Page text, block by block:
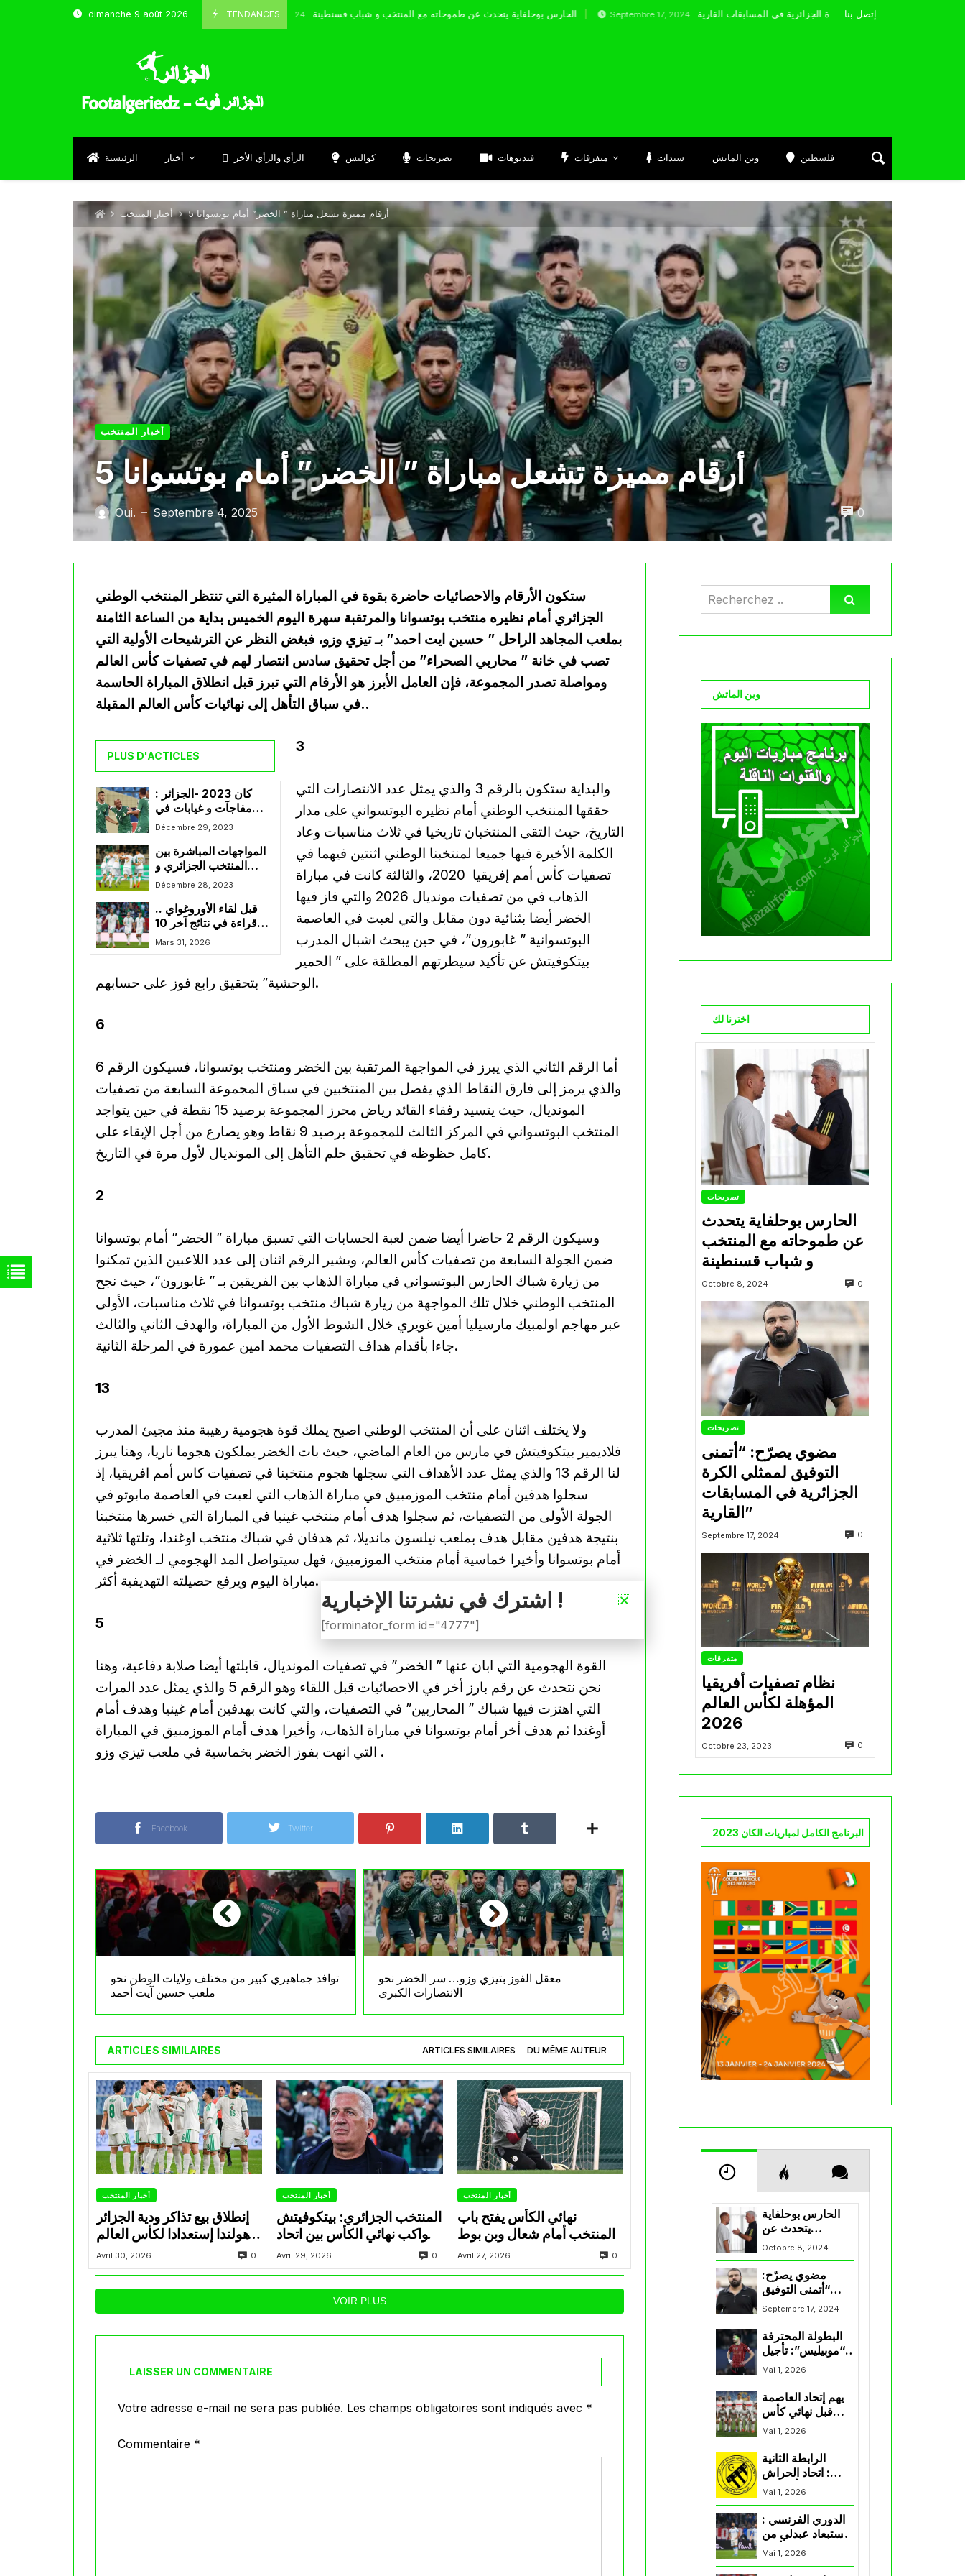
dimanche 9 août 2026 TENDANCES
Octobre 8, 2024 الحارس بوحلفاية يتحدث عن طموحاته مع المنتخب و شباب قسنطينة Septembre 17, 2024 إتصل بنا
الرئيسية أخبار الرأي والرأي الأخر كواليس تصريحات فيديوهات متفرقات سيدات وين الماتش فلسطين
أخبار المنتخب 5 أرقام مميزة تشعل مباراة ” الخضر” أمام بوتسوانا
أخبار المنتخب
5 أرقام مميزة تشعل مباراة ” الخضر” أمام بوتسوانا
Oui. — Septembre 4, 2025 0
ستكون الأرقام والاحصائيات حاضرة بقوة في المباراة المثيرة التي تنتظر المنتخب الوطني
الجزائري أمام نظيره منتخب بوتسوانا والمرتقبة سهرة اليوم الخميس بداية من الساعة الثامنة
بملعب المجاهد الراحل ” حسين ايت احمد” بـ تيزي وزو، فبغض النظر عن الترشيحات الأولية التي
تصب في خانة ” محاربي الصحراء” من أجل تحقيق سادس انتصار لهم في تصفيات كأس العالم
ومواصلة تصدر المجموعة، فإن العامل الأبرز هو الأرقام التي تبرز قبل انطلاق المباراة الحاسمة
في سباق التأهل إلى نهائيات كأس العالم المقبلة..
PLUS D'ACTICLES
كان 2023 -الجزائر :
مفاجآت و غيابات في
القائمة النهائية لجمال
Décembre 29, 2023
المواجهات المباشرة بين
المنتخب الجزائري و
المنتخب الأنغولي
Décembre 28, 2023
قبل لقاء الأوروغواي ..
قراءة في نتائج آخر 10
مباريات للخضر ضد
منتخبات غير إفريقية
Mars 31, 2026
3
والبداية ستكون بالرقم 3 والذي يمثل عدد الانتصارات التي
حققها المنتخب الوطني أمام نظيره البوتسواني على مدار
التاريخ، حيث التقى المنتخبان تاريخيا في ثلاث مناسبات وعاد
الكلمة الأخيرة فيها جميعا لمنتخبنا الوطني اثنتين فيهما في
تصفيات كأس أمم إفريقيا 2020، والثالثة كانت في مباراة
الذهاب في من تصفيات مونديال 2026 والتي فاز فيها
الخضر أيضا بثنائية دون مقابل والتي لعبت في العاصمة
البوتسوانية ” غابورون”، في حين يبحث اشبال المدرب
بيتكوفيتش عن تأكيد سيطرتهم المطلقة على ” الحمير
الوحشية” بتحقيق رابع فوز على حسابهم.
6
أما الرقم الثاني الذي يبرز في المواجهة المرتقبة بين الخضر ومنتخب بوتسوانا، فسيكون الرقم 6
والذي يرمز إلى فارق النقاط الذي يفصل بين المنتخبين في سباق المجموعة السابعة من تصفيات
المونديال، حيث يتسيد رفقاء القائد رياض محرز المجموعة برصيد 15 نقطة في حين يتواجد
المنتخب البوتسواني في المركز الثالث للمجموعة برصيد 9 نقاط وهو يصارع من أجل الإبقاء على
كامل حظوظه في تحقيق حلم التأهل إلى المونديال لأول مرة في التاريخ.
2
وسيكون الرقم 2 حاضرا أيضا ضمن لعبة الحسابات التي تسبق مباراة ” الخضر” أمام بوتسوانا
ضمن الجولة السابعة من تصفيات كأس العالم، ويشير الرقم اثنان إلى عدد اللاعبين الذين تمكنوا
من زيارة شباك الحارس البوتسواني في مباراة الذهاب بين الفريقين بـ ” غابورون”، حيث نجح
المنتخب الوطني خلال تلك المواجهة من زيارة شباك منتخب بوتسوانا في ثلاث مناسبات، الأولى
عبر مهاجم اولمبيك مارسيليا أمين غويري خلال الشوط الأول من المباراة، والهدف الثاني والثالث
جاءا بأقدام هداف التصفيات محمد امين عمورة في المرحلة الثانية.
13
ولا يختلف اثنان على أن المنتخب الوطني اصبح يملك قوة هجومية رهيبة منذ مجيئ المدرب
فلاديمير بيتكوفيتش في مارس من العام الماضي، حيث بات الخضر يملكون هجوما ناريا، وهنا يبرز
لنا الرقم 13 والذي يمثل عدد الأهداف التي سجلها هجوم منتخبنا في تصفيات كاس أمم افريقيا، إذ
سجلوا هدفين أمام منتخب الموزمبيق في مباراة الذهاب التي لعبت في العاصمة مابوتو في
الجولة الأولى من التصفيات، ثم سجلوا هدف أمام منتخب غينيا في المباراة التي خسرها منتخبنا
بنتيجة هدفين مقابل هدف بملعب نيلسون مانديلا، ثم هدفان في شباك منتخب اوغندا، وتلتها ثلاثية
أمام بوتسوانا وأخيرا خماسية أمام منتخب الموزمبيق، فهل سيتواصل المد الهجومي لـ الخضر في
مباراة اليوم ويرفع حصيلته التهديفية أكثر.
5
القوة الهجومية التي ابان عنها ” الخضر” في تصفيات المونديال، قابلتها أيضا صلابة دفاعية، وهنا
نحن نتحدث عن رقم بارز أخر في الاحصائيات قبل اللقاء وهو الرقم 5 والذي يمثل عدد المرات
التي اهتزت فيها شباك ” المحاربين” في التصفيات، والتي كانت بهدفين أمام غينيا وهدف أمام
أوغندا ثم هدف أخر أمام بوتسوانا في مباراة الذهاب، وأخيرا هدف أمام الموزمبيق في المباراة
التي انهت بفوز الخضر بخماسية في ملعب تيزي وزو .
Facebook Twitter
توافد جماهيري كبير من مختلف ولايات الوطن نحو
ملعب حسين آيت أحمد
معقل الفوز بتيزي وزو… سر الخضر نحو
الانتصارات الكبرى
ARTICLES SIMILAIRES ARTICLES SIMILAIRES DU MÊME AUTEUR
أخبار المنتخب
إنطلاق بيع تذاكر ودية الجزائر
وهولندا إستعدادا لكأس العالم
2026
Avril 30, 2026 0
أخبار المنتخب
المنتخب الجزائري: بيتكوفيتش
يواكب نهائي الكأس بين اتحاد
العاصمة وشباب بلوزداد ويضع
عدة لاعبين تحت المجهر
Avril 29, 2026 0
أخبار المنتخب
نهائي الكأس يفتح باب
المنتخب أمام شعال وبن بوط
Avril 27, 2026 0
VOIR PLUS
LAISSER UN COMMENTAIRE
Votre adresse e-mail ne sera pas publiée. Les champs obligatoires sont indiqués avec *
Commentaire *
وين الماتش
اخترنا لك
تصريحات
الحارس بوحلفاية يتحدث
عن طموحاته مع المنتخب
و شباب قسنطينة
Octobre 8, 2024 0
تصريحات
مضوي يصرّح: “أتمنى
التوفيق لممثلي الكرة
الجزائرية في المسابقات
القارية”
Septembre 17, 2024 0
متفرقات
نظام تصفيات أفريقيا
المؤهلة لكأس العالم
2026
Octobre 23, 2023 0
البرنامج الكامل لمباريات الكان 2023
الحارس بوحلفاية
يتحدث عن
طموحاته مع
المنتخب و شباب
قسنطينة
Octobre 8, 2024
مضوي يصرّح:
“أتمنى التوفيق
لممثلي الكرة
الجزائرية في
Septembre 17, 2024
البطولة المحترفة
“موبيليس”: تأجيل
مباراة إتحاد
العاصمة وأتلتيك
بارادو
Mai 1, 2026
يهم إتحاد العاصمة
قبل نهائي كأس
اكاف : الزمالك
يسقط بثلاثية أمام
Mai 1, 2026
الرابطة الثانية
: اتحاد الحراش
يحسم التأهل إلى
“البلاي أوف”
Mai 1, 2026
الدوري الفرنسي :
استبعاد عبدلي من
قائمة مرسيليا أمام
Mai 1, 2026
اشترك في نشرتنا الإخبارية !
[forminator_form id="4777"]